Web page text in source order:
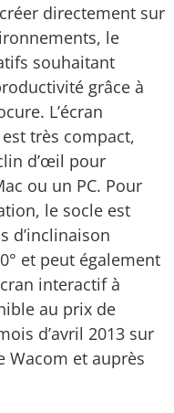
directement sur
le
souhaitant
grâce à
L’écran
très compact,
d’œil pour
ou un PC. Pour
le socle est
d’inclinaison
et peut également
interactif à
au prix de
d’avril 2013 sur
Wacom et auprès